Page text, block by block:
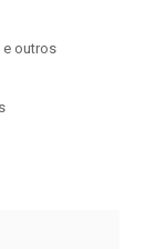
outros